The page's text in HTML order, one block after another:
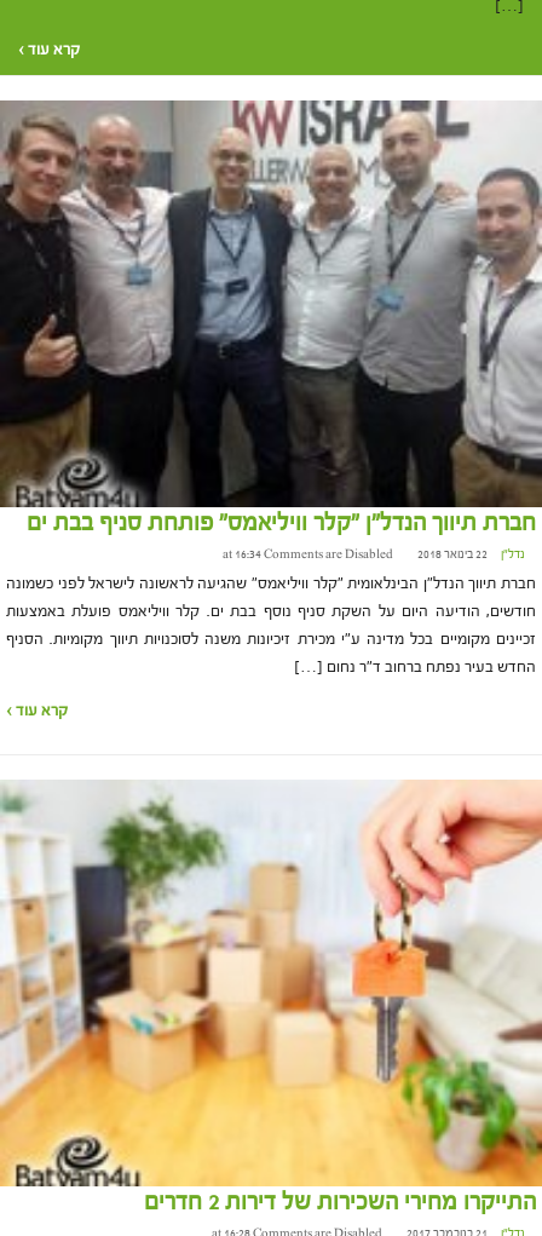
[…]
קרא עוד ›
חברת תיווך הנדל"ן "קלר וויליאמס" פותחת סניף בבת ים
נדל"ן 22 בינואר 2018 at 16:34 Comments are Disabled
חברת תיווך הנדל"ן הבינלאומית "קלר וויליאמס" שהגיעה לראשונה לישראל לפני כשמונה
חודשים, הודיעה היום על השקת סניף נוסף בבת ים. קלר וויליאמס פועלת באמצעות
זכיינים מקומיים בכל מדינה ע"י מכירת זיכיונות משנה לסוכנויות תיווך מקומיות. הסניף
החדש בעיר נפתח ברחוב ד"ר נחום […]
קרא עוד ›
התייקרו מחירי השכירות של דירות 2 חדרים